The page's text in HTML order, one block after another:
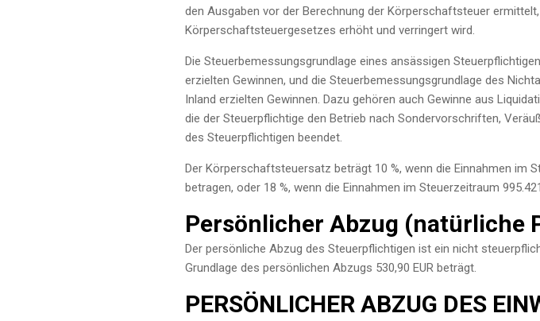
den Ausgaben vor der Berechnung der Körperschaftsteuer
Körperschaftsteuergesetzes erhöht und verringert wird.
Die Steuerbemessungsgrundlage eines ansässigen
erzielten Gewinnen, und die Steuerbemessungsgrundlage des
Inland erzielten Gewinnen. Dazu gehören auch Gewinne aus
die der Steuerpflichtige den Betrieb nach Sondervorschriften,
des Steuerpflichtigen beendet.
Der Körperschaftsteuersatz beträgt 10 %, wenn die Einnahmen im
betragen, oder 18 %, wenn die Einnahmen im Steuerzeitraum
Persönlicher Abzug (natürliche
Der persönliche Abzug des Steuerpflichtigen ist ein nicht
Grundlage des persönlichen Abzugs 530,90 EUR beträgt.
PERSÖNLICHER ABZUG DES